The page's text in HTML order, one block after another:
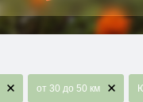
от 30 до 50 км